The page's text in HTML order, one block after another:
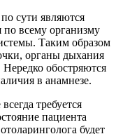
сути являются
всему организму
Таким образом
органы дыхания
обостряются
в анамнезе.
требуется
пациента
будет